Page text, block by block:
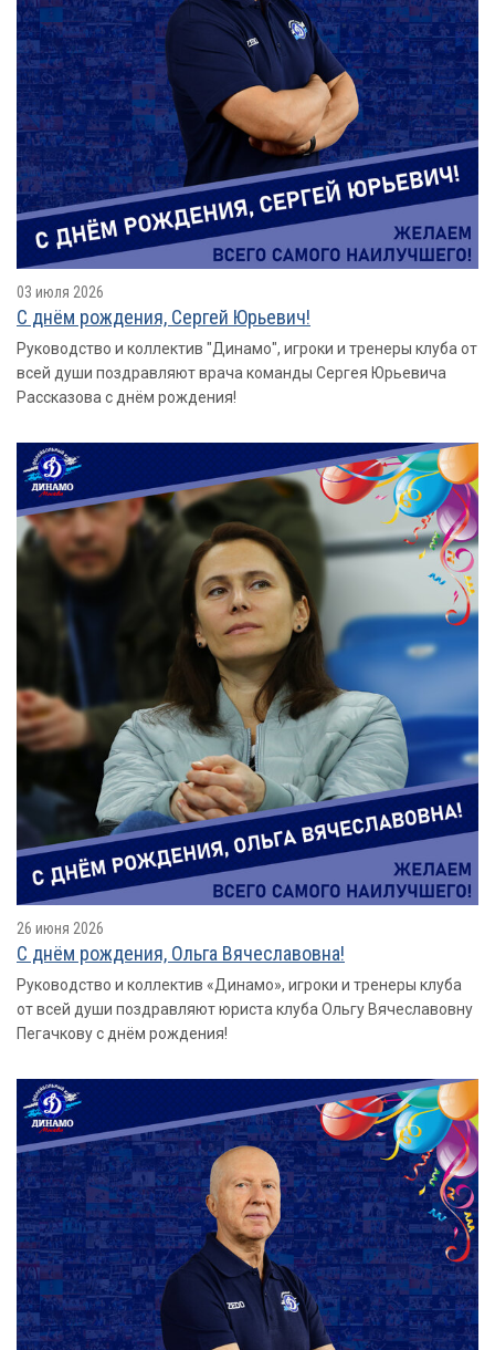
03 июля 2026
С днём рождения, Сергей Юрьевич!
Руководство и коллектив "Динамо", игроки и тренеры клуба от
всей души поздравляют врача команды Сергея Юрьевича
Рассказова с днём рождения!
26 июня 2026
С днём рождения, Ольга Вячеславовна!
Руководство и коллектив «Динамо», игроки и тренеры клуба
от всей души поздравляют юриста клуба Ольгу Вячеславовну
Пегачкову с днём рождения!